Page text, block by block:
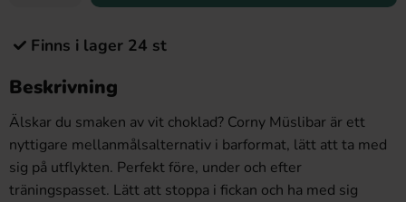
Finns i lager 24 st
Beskrivning
Älskar du smaken av vit choklad? Corny Müslibar är ett
nyttigare mellanmålsalternativ i barformat, lätt att ta med
sig på utflykten. Perfekt före, under och efter
träningspasset. Lätt att stoppa i fickan och ha med sig